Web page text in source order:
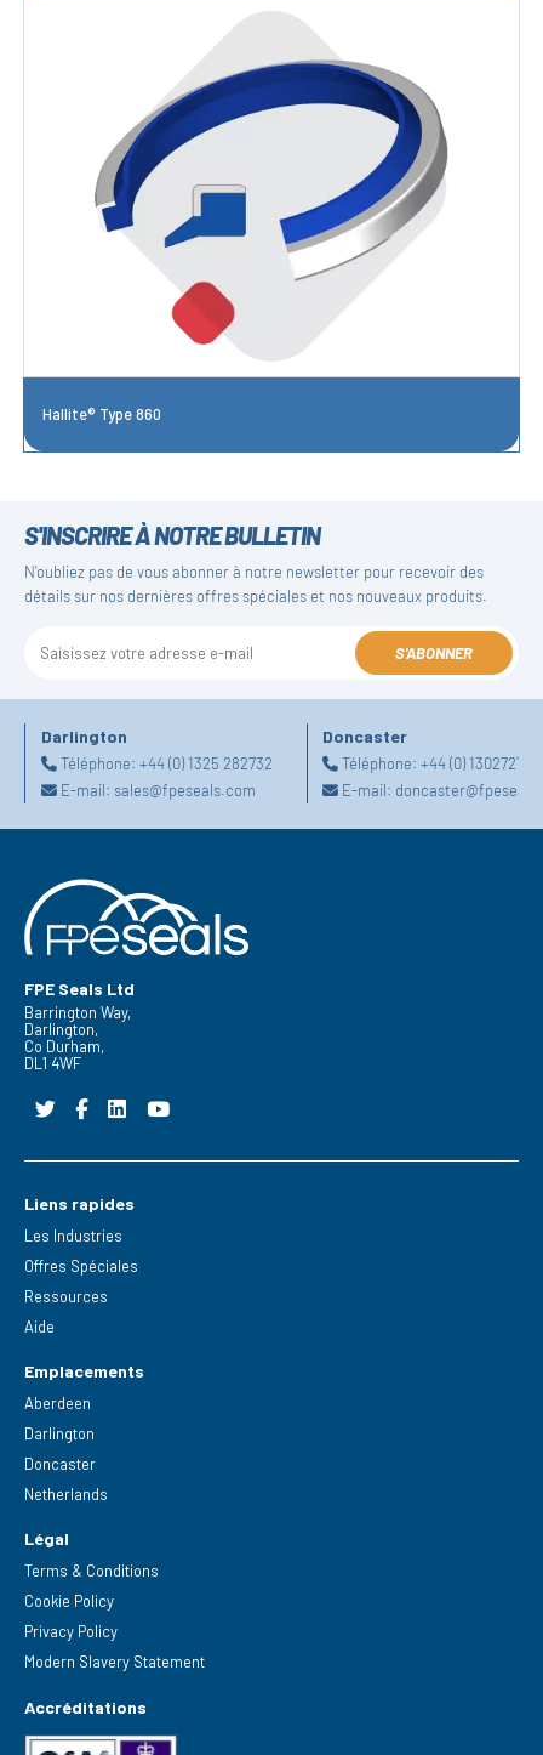
Hallite® Type 860
S'INSCRIRE À NOTRE BULLETIN
N'oubliez pas de vous abonner à notre newsletter pour recevoir des
détails sur nos dernières offres spéciales et nos nouveaux produits.
S'ABONNER
Darlington
Téléphone: +44 (0) 1325 282732
E-mail: sales@fpeseals.com
Doncaster
Téléphone:+44 (0)
E-mail:
FPE Seals Ltd
Barrington Way,
Darlington,
Co Durham,
DL1 4WF
Liens rapides
Les Industries
Offres Spéciales
Ressources
Aide
Emplacements
Aberdeen
Darlington
Doncaster
Netherlands
Légal
Terms & Conditions
Cookie Policy
Privacy Policy
Modern Slavery Statement
Accréditations